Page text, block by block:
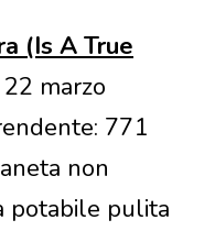
(Is A True
marzo
771
non
potabile pulita